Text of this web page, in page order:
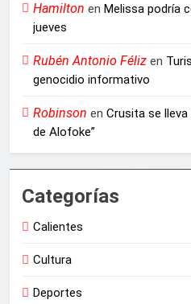
Hamilton en Melissa podría
jueves
Rubén Antonio Féliz en
genocidio informativo
Robinson en Crusita se lleva
de Alofoke”
Categorías
Calientes
Cultura
Deportes